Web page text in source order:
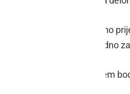
in Pincah je bilo skupno
zaprosili za mednarodno
meritve hitrosti z radarjem